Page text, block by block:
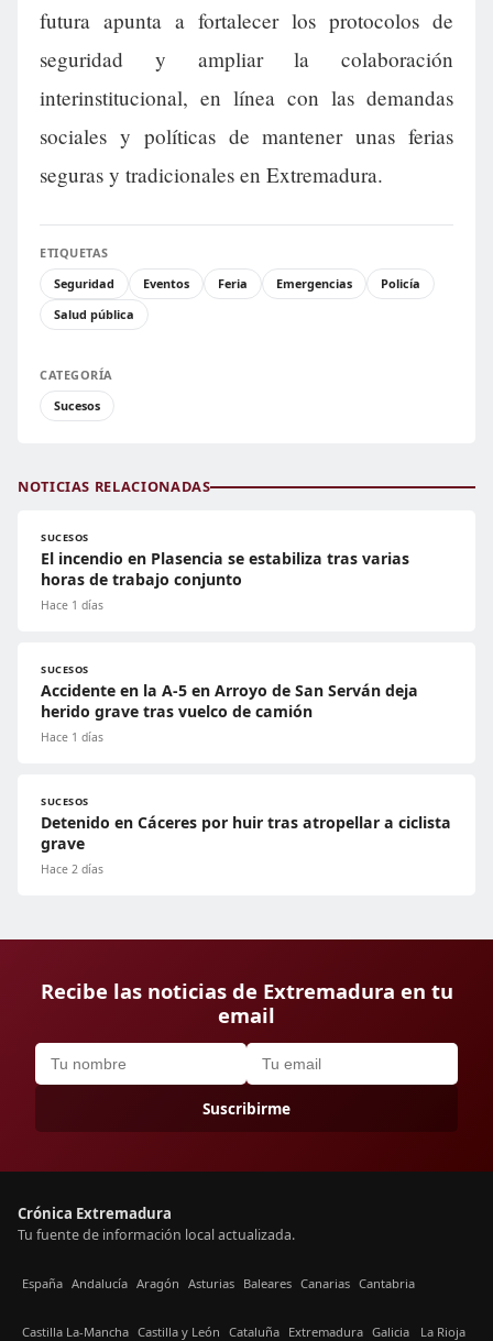
futura apunta a fortalecer los protocolos de
seguridad y ampliar la colaboración
interinstitucional, en línea con las demandas
sociales y políticas de mantener unas ferias
seguras y tradicionales en Extremadura.
ETIQUETAS
Seguridad
Eventos Feria Emergencias
Policía
Salud pública
CATEGORÍA
Sucesos
NOTICIAS RELACIONADAS
SUCESOS
El incendio en Plasencia se estabiliza tras varias
horas de trabajo conjunto
Hace 1 días
SUCESOS
Accidente en la A-5 en Arroyo de San Serván deja
herido grave tras vuelco de camión
Hace 1 días
SUCESOS
Detenido en Cáceres por huir tras atropellar a ciclista
grave
Hace 2 días
Recibe las noticias de Extremadura en tu
email
Suscribirme
Crónica Extremadura
Tu fuente de información local actualizada.
España Andalucía Aragón Asturias Baleares Canarias Cantabria
Castilla La-Mancha Castilla y León Cataluña Extremadura Galicia La Rioja